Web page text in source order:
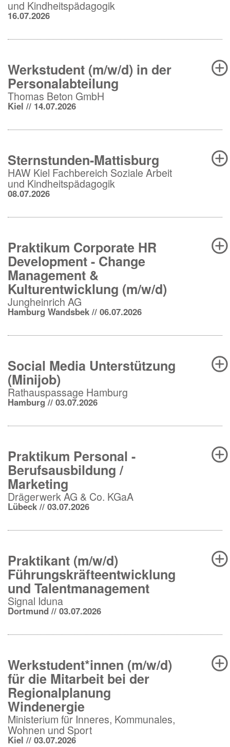
und Kindheitspädagogik
16.07.2026
Werkstudent (m/w/d) in der
Personalabteilung
Thomas Beton GmbH
Kiel // 14.07.2026
Sternstunden-Mattisburg
HAW Kiel Fachbereich Soziale Arbeit
und Kindheitspädagogik
08.07.2026
Praktikum Corporate HR
Development - Change
Management &
Kulturentwicklung (m/w/d)
Jungheinrich AG
Hamburg Wandsbek // 06.07.2026
Social Media Unterstützung
(Minijob)
Rathauspassage Hamburg
Hamburg // 03.07.2026
Praktikum Personal -
Berufsausbildung /
Marketing
Drägerwerk AG & Co. KGaA
Lübeck // 03.07.2026
Praktikant (m/w/d)
Führungskräfteentwicklung
und Talentmanagement
Signal Iduna
Dortmund // 03.07.2026
Werkstudent*innen (m/w/d)
für die Mitarbeit bei der
Regionalplanung
Windenergie
Ministerium für Inneres, Kommunales,
Wohnen und Sport
Kiel // 03.07.2026